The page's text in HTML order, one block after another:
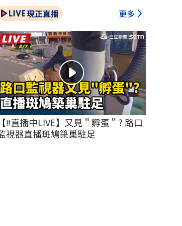
現正直播 更多
【#直播中LIVE】又見＂孵蛋＂? 路口
視器直播斑鳩築巢駐足